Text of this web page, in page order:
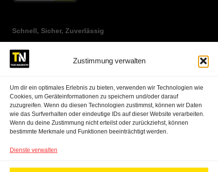
Zustimmung verwalten
Um dir ein optimales Erlebnis zu bieten, verwenden wir Technologien wie
Cookies, um Geräteinformationen zu speichern und/oder darauf
zuzugreifen. Wenn du diesen Technologien zustimmst, können wir Daten
wie das Surfverhalten oder eindeutige IDs auf dieser Website verarbeiten.
Wenn du deine Zustimmung nicht erteilst oder zurückziehst, können
bestimmte Merkmale und Funktionen beeinträchtigt werden.
Dienste verwalten
Schnell, Sicher, Zuverlässig
Jetzt Taxi bestellen
02273-8800
Taxi Ruf Kerpen Service
Sie benötigen eine bequeme und zuverlässige Möglichkeit, sich in
Mit unserer langjährigen Erfahrung und erstklassigen Servicequalität